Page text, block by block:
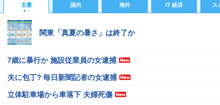
主要 国内 海外 IT 経済 ス
関東「真夏の暑さ」は終了か
7歳に暴行か 施設従業員の女逮捕
夫に包丁? 毎日新聞記者の女逮捕
立体駐車場から車落下 夫婦死傷